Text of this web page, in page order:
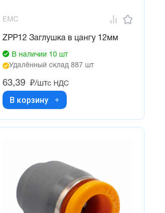
EMC
ZPP12 Заглушка в цангу 12мм
В наличии 10 шт
Удалённый склад 887 шт
63,39 ₽/штс НДС
В корзину